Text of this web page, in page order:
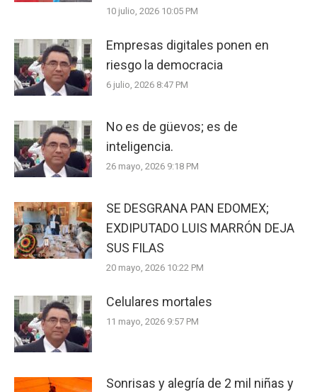
10 julio, 2026 10:05 PM
Empresas digitales ponen en
riesgo la democracia
6 julio, 2026 8:47 PM
No es de güevos; es de
inteligencia.
26 mayo, 2026 9:18 PM
SE DESGRANA PAN EDOMEX;
EXDIPUTADO LUIS MARRÓN DEJA
SUS FILAS
20 mayo, 2026 10:22 PM
Celulares mortales
11 mayo, 2026 9:57 PM
Sonrisas y alegría de 2 mil niñas y